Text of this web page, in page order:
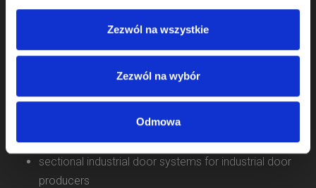
Zezwól na wszystkie
Zezwól na wybór
Odmowa
We started activity in door component business in 2009
and we operate as KOMPONENTY DO BRAM Sp. z o.o.
We offer:
sectional garage door systems for garage door
producers
sectional industrial door systems for industrial door
producers